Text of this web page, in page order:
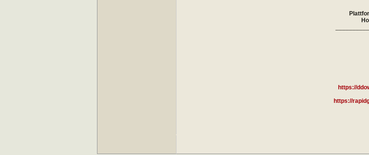
https://
https://